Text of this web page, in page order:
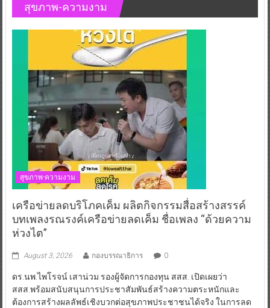
สุขภาพ-ความงาม
สุขภาพ-ความงาม
เครือข่ายลดบริโภคเค็ม ผลิตกิจกรรมสื่อสร้างสรรค์
บทเพลงรณรงค์เครือข่ายลดเค็ม ชื่อเพลง “ด้วยความ
ห่วงไต”
August 3, 2026 กองบรรณาธิการ 0
ดร.นพ.ไพโรจน์ เสาน่วม รองผู้จัดการกองทุน สสส. เปิดเผยว่า
สสส.พร้อมสนับสนุนการประชาสัมพันธ์สร้างความตระหนักและ
ต้องการสร้างผลลัพธ์เชิงบวกต่อสุขภาพประชาชนได้จริง ในการลด